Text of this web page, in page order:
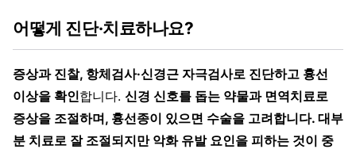
어떻게 진단·치료하나요?
증상과 진찰, 항체검사·신경근 자극검사로 진단하고 흉선
이상을 확인합니다. 신경 신호를 돕는 약물과 면역치료로
증상을 조절하며, 흉선종이 있으면 수술을 고려합니다. 대부
분 치료로 잘 조절되지만 악화 유발 요인을 피하는 것이 중